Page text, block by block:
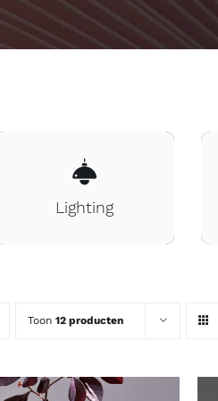
Lighting
Toon 12 producten